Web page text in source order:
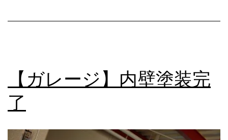
【ガレージ】内壁塗装完
了